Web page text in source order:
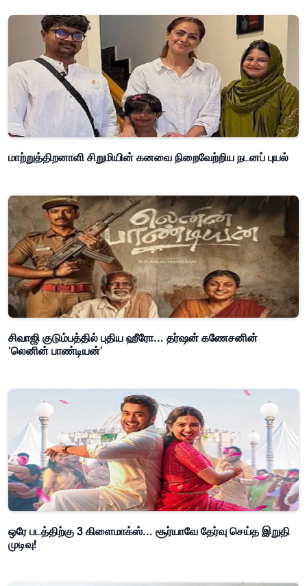
மாற்றுத்திறனாளி சிறுமியின் கனவை நிறைவேற்றிய நடனப் புயல்
சிவாஜி குடும்பத்தில் புதிய ஹீரோ... தர்ஷன் கணேசனின்
‘லெனின் பாண்டியன்’
ஒரே படத்திற்கு 3 கிளைமாக்ஸ்... சூர்யாவே தேர்வு செய்த இறுதி
முடிவு!